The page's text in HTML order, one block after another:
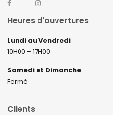
Heures d'ouvertures
Lundi au Vendredi
10H00 – 17H00
Samedi et Dimanche
Fermé
Clients